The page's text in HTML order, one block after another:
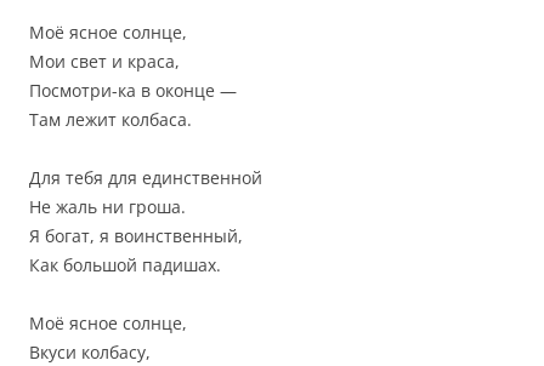
Моё ясное солнце,
Мои свет и краса,
Посмотри-ка в оконце —
Там лежит колбаса.
Для тебя для единственной
Не жаль ни гроша.
Я богат, я воинственный,
Как большой падишах.
Моё ясное солнце,
Вкуси колбасу,